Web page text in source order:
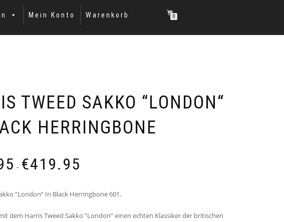
Mein Konto Warenkorb 0
TWEED SAKKO “LONDON“
HERRINGBONE
– €419.95
€419.95
“London“ In Black Herringbone 601.
dem Harris Tweed Sakko “London“ einen echten Klassiker der britischen